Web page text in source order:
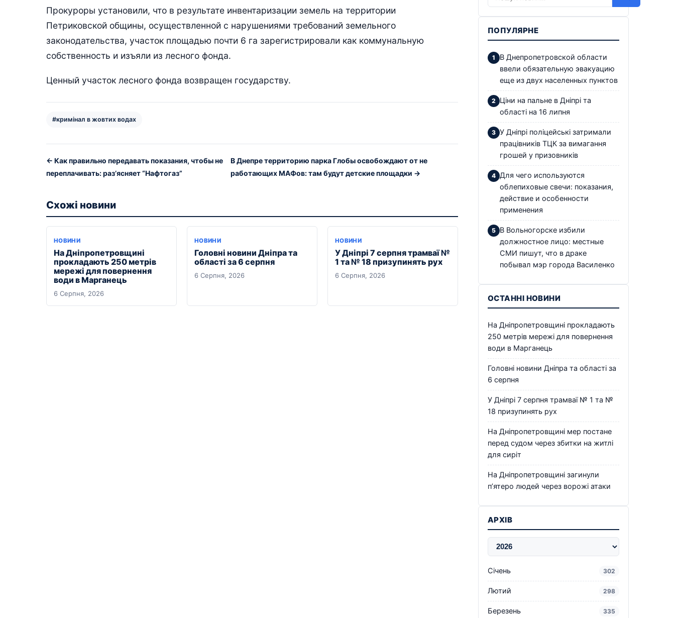
Прокуроры установили, что в результате инвентаризации земель на территории
Петриковской общины, осуществленной с нарушениями требований земельного
законодательства, участок площадью почти 6 га зарегистрировали как коммунальную
собственность и изъяли из лесного фонда.
Ценный участок лесного фонда возвращен государству.
#кримінал в жовтих водах
← Как правильно передавать показания, чтобы не
переплачивать: раз’ясняет “Нафтогаз”
В Днепре территорию парка Глобы освобождают от не
работающих МАФов: там будут детские площадки →
Схожі новини
НОВИНИ
На Дніпропетровщині
прокладають 250 метрів
мережі для повернення
води в Марганець
6 Серпня, 2026
НОВИНИ
Головні новини Дніпра та
області за 6 серпня
6 Серпня, 2026
НОВИНИ
У Дніпрі 7 серпня трамваї №
1 та № 18 призупинять рух
6 Серпня, 2026
ПОПУЛЯРНЕ
В Днепропетровской области
ввели обязательную эвакуацию
еще из двух населенных пунктов
Ціни на пальне в Дніпрі та
області на 16 липня
У Дніпрі поліцейські затримали
працівників ТЦК за вимагання
грошей у призовників
Для чего используются
облепиховые свечи: показания,
действие и особенности
применения
В Вольногорске избили
должностное лицо: местные
СМИ пишут, что в драке
побывал мэр города Василенко
ОСТАННІ НОВИНИ
На Дніпропетровщині прокладають
250 метрів мережі для повернення
води в Марганець
Головні новини Дніпра та області за
6 серпня
У Дніпрі 7 серпня трамваї № 1 та №
18 призупинять рух
На Дніпропетровщині мер постане
перед судом через збитки на житлі
для сиріт
На Дніпропетровщині загинули
п’ятеро людей через ворожі атаки
АРХІВ
Січень 302
Лютий 298
Березень 335